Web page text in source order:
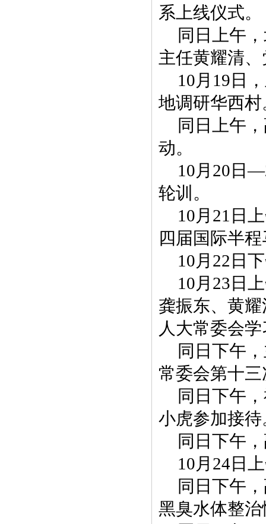
系上线仪式。
同日上午
主任黄耀清
10月19日
地调研华西村
同日上午
动。
10月20日
轮训。
10月21日
四届国际半
10月22日
10月23日
龚振东、黄
人大常委会
同日下午
常委会第十
同日下午
小虎参加接待
同日下午
10月24日
同日下午
黑臭水体整